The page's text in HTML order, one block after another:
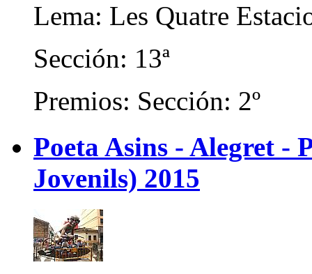
Lema: Les Quatre
Sección: 13ª
Premios: Sección: 2º
Poeta Asins - Alegret -
Jovenils) 2015